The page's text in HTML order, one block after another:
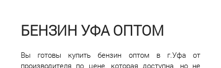
БЕНЗИН УФА ОПТОМ
Вы готовы купить бензин оптом в г.Уфа от
производителя по цене, которая доступна, но не